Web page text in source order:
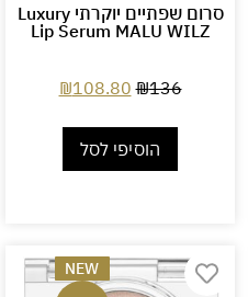
סרום שפתיים יוקרתי Luxury
Lip Serum MALU WILZ
₪136
₪108.80
הוסיפי לסל
NEW